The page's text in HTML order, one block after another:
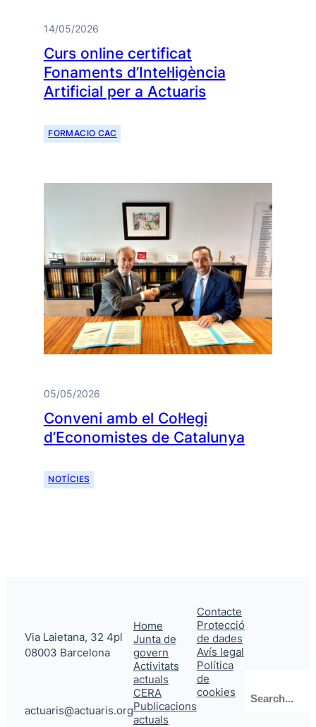
14/05/2026
Curs online certificat
Fonaments d’Intel·ligència
Artificial per a Actuaris
FORMACIO CAC
05/05/2026
Conveni amb el Col·legi
d’Economistes de Catalunya
NOTÍCIES
Via Laietana, 32 4pl
08003 Barcelona
actuaris@actuaris.org
Home
Junta de
govern
Activitats
actuals
CERA
Publicacions
actuals
Contacte
Protecció
de dades
Avís legal
Política
de
cookies